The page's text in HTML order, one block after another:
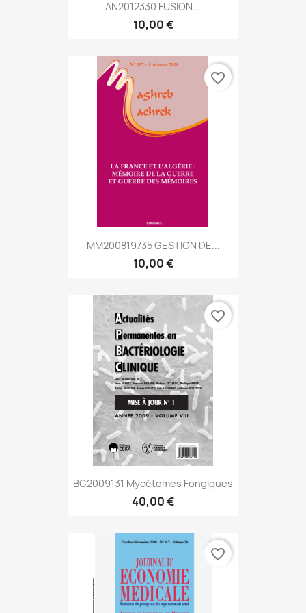
AN2012330 FUSION...
10,00 €
MM200819735 GESTION DE...
10,00 €
favorite_border
BC2009131 Mycétomes Fongiques
40,00 €
favorite_border
favorite_border